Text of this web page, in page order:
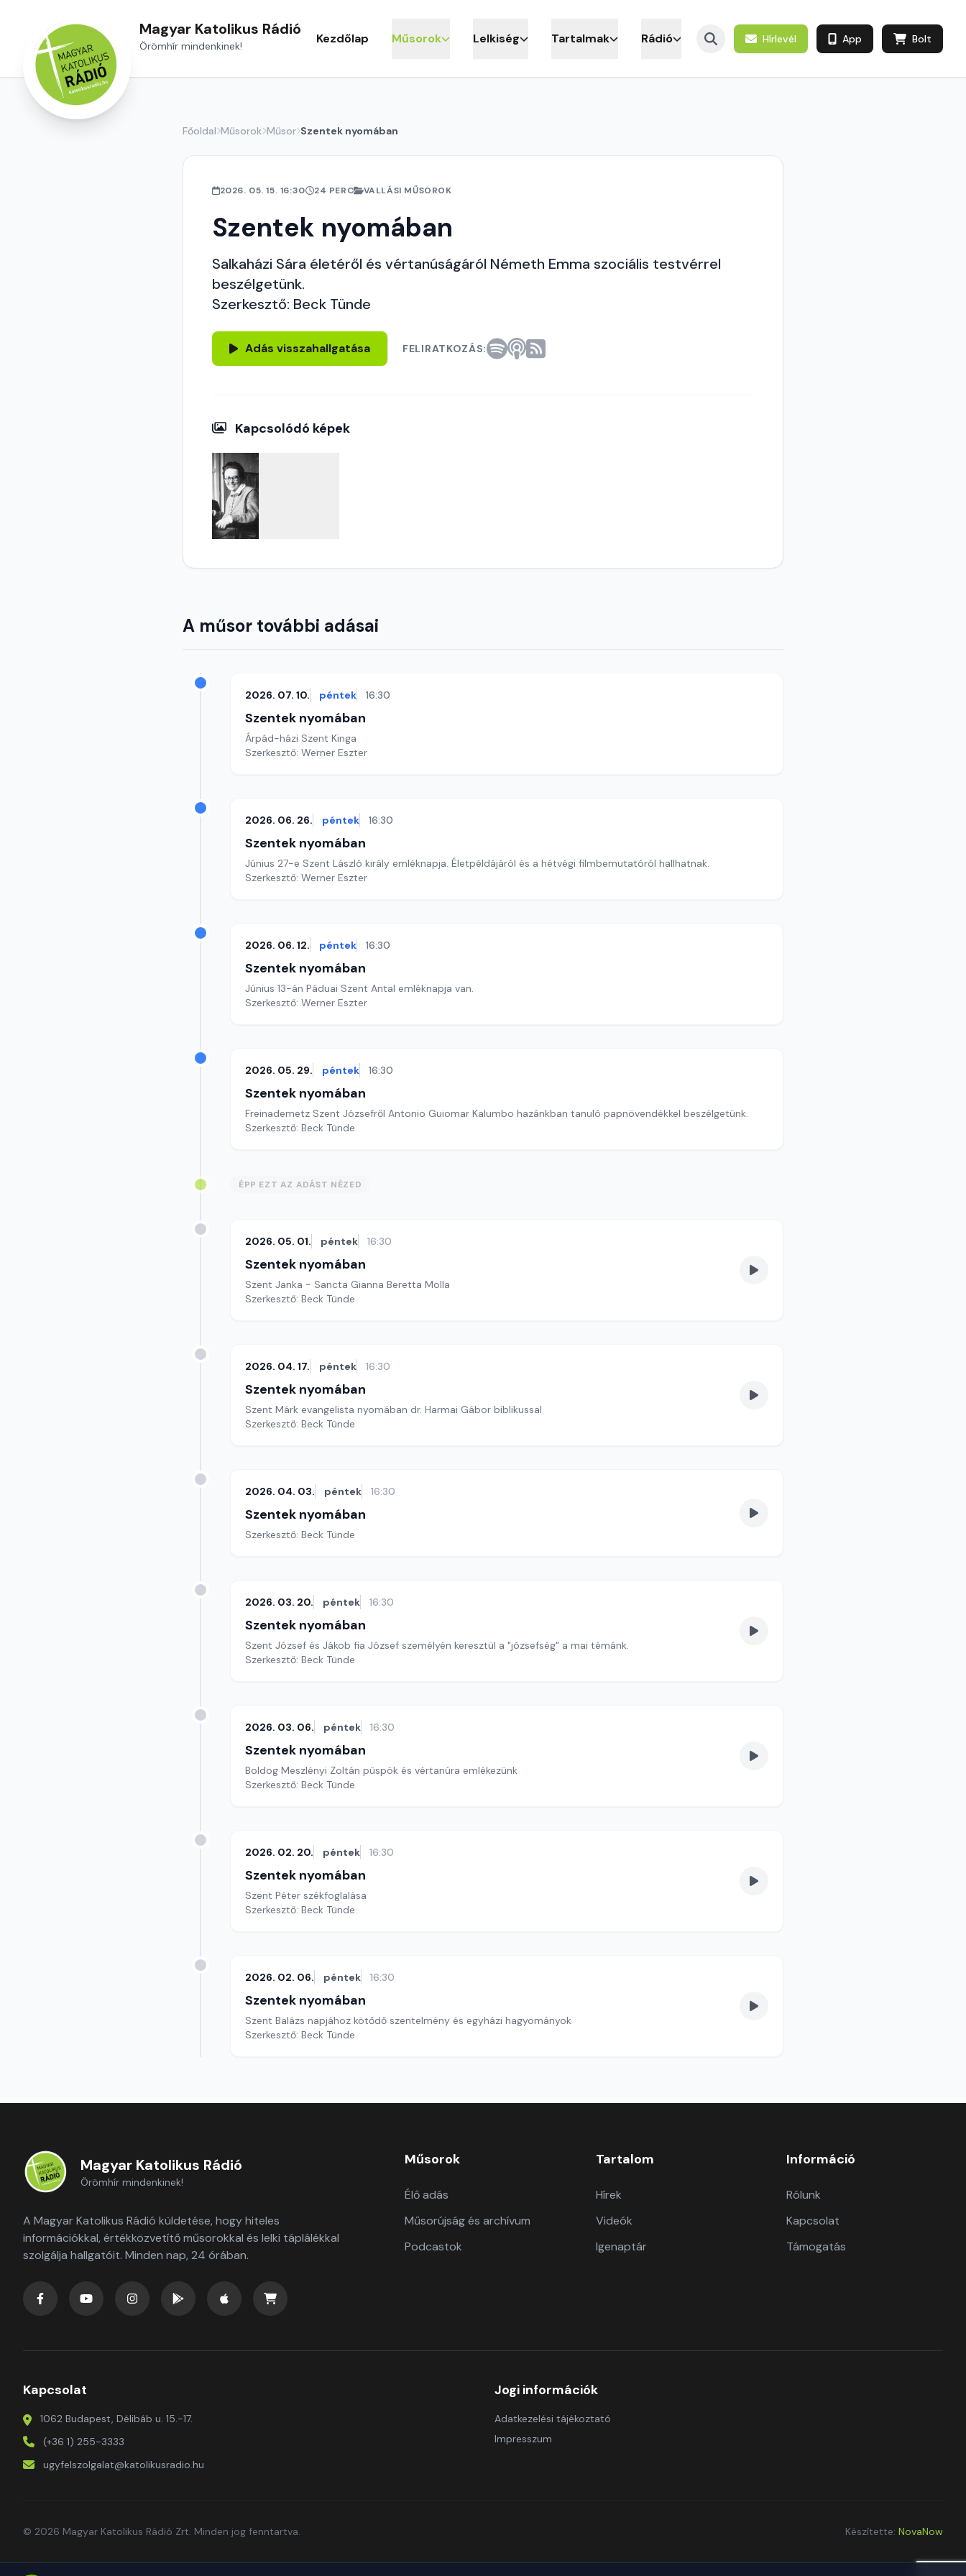
Magyar Katolikus Rádió
Örömhír mindenkinek! Kezdőlap Műsorok Lelkiség Tartalmak Rádió Hírlevél App Bolt
Főoldal Műsorok Műsor Szentek nyomában
2026. 05. 15. 16:30 24 PERC VALLÁSI MŰSOROK
Szentek nyomában
Salkaházi Sára életéről és vértanúságáról Németh Emma szociális testvérrel
beszélgetünk.
Szerkesztő: Beck Tünde
Adás visszahallgatása FELIRATKOZÁS:
Kapcsolódó képek
A műsor további adásai
2026. 07. 10. péntek 16:30
Szentek nyomában
Árpád-házi Szent Kinga
Szerkesztő: Werner Eszter
2026. 06. 26. péntek 16:30
Szentek nyomában
Június 27-e Szent László király emléknapja. Életpéldájáról és a hétvégi filmbemutatóról hallhatnak.
Szerkesztő: Werner Eszter
2026. 06. 12. péntek 16:30
Szentek nyomában
Június 13-án Páduai Szent Antal emléknapja van.
Szerkesztő: Werner Eszter
2026. 05. 29. péntek 16:30
Szentek nyomában
Freinademetz Szent Józsefről Antonio Guiomar Kalumbo hazánkban tanuló papnövendékkel beszélgetünk.
Szerkesztő: Beck Tünde
ÉPP EZT AZ ADÁST NÉZED
2026. 05. 01. péntek 16:30
Szentek nyomában
Szent Janka - Sancta Gianna Beretta Molla
Szerkesztő: Beck Tünde
2026. 04. 17. péntek 16:30
Szentek nyomában
Szent Márk evangelista nyomában dr. Harmai Gábor biblikussal
Szerkesztő: Beck Tünde
2026. 04. 03. péntek 16:30
Szentek nyomában
Szerkesztő: Beck Tünde
2026. 03. 20. péntek 16:30
Szentek nyomában
Szent József és Jákob fia József személyén keresztül a "józsefség" a mai témánk.
Szerkesztő: Beck Tünde
2026. 03. 06. péntek 16:30
Szentek nyomában
Boldog Meszlényi Zoltán püspök és vértanúra emlékezünk
Szerkesztő: Beck Tünde
2026. 02. 20. péntek 16:30
Szentek nyomában
Szent Péter székfoglalása
Szerkesztő: Beck Tünde
2026. 02. 06. péntek 16:30
Szentek nyomában
Szent Balázs napjához kötődő szentelmény és egyházi hagyományok
Szerkesztő: Beck Tünde
Magyar Katolikus Rádió
Örömhír mindenkinek!
A Magyar Katolikus Rádió küldetése, hogy hiteles
információkkal, értékközvetítő műsorokkal és lelki táplálékkal
szolgálja hallgatóit. Minden nap, 24 órában.
Műsorok
Élő adás
Műsorújság és archívum
Podcastok
Tartalom
Hírek
Videók
Igenaptár
Információ
Rólunk
Kapcsolat
Támogatás
Kapcsolat
1062 Budapest, Délibáb u. 15.-17.
(+36 1) 255-3333
ugyfelszolgalat@katolikusradio.hu
Jogi információk
Adatkezelési tájékoztató
Impresszum
© 2026 Magyar Katolikus Rádió Zrt. Minden jog fenntartva. Készítette: NovaNow